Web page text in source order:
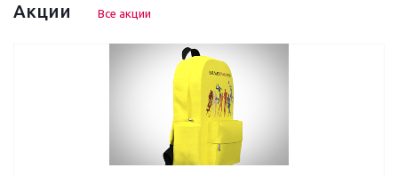
Акции Все акции